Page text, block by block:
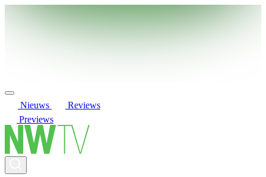
Nieuws
Reviews
Previews